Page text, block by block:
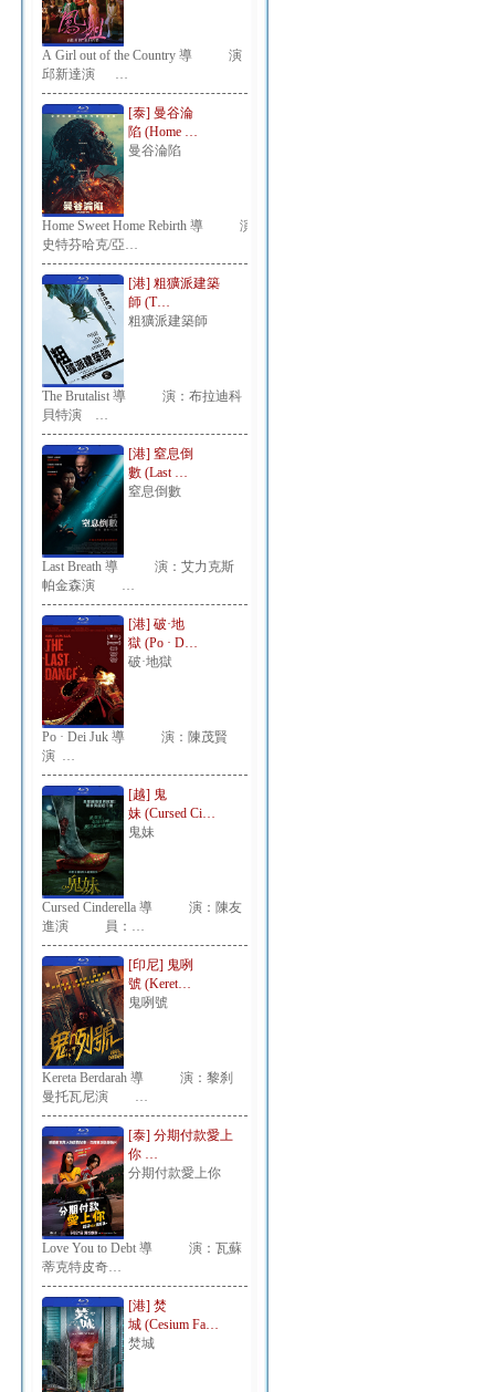
A Girl out of the Country 導 演：
邱新達演 …
[泰] 曼谷淪
陷 (Home …
曼谷淪陷
Home Sweet Home Rebirth 導 演：
史特芬哈克/亞…
[港] 粗獷派建築
師 (T…
粗獷派建築師
The Brutalist 導 演：布拉迪科
貝特演 …
[港] 窒息倒
數 (Last …
窒息倒數
Last Breath 導 演：艾力克斯
帕金森演 …
[港] 破·地
獄 (Po · D…
破·地獄
Po · Dei Juk 導 演：陳茂賢
演 …
[越] 鬼
妹 (Cursed Ci…
鬼妹
Cursed Cinderella 導 演：陳友
進演 員：…
[印尼] 鬼咧
號 (Keret…
鬼咧號
Kereta Berdarah 導 演：黎刹
曼托瓦尼演 …
[泰] 分期付款愛上
你 …
分期付款愛上你
Love You to Debt 導 演：瓦蘇
蒂克特皮奇…
[港] 焚
城 (Cesium Fa…
焚城